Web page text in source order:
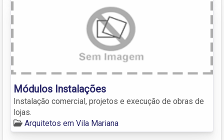
Módulos Instalações
Instalação comercial, projetos e execução de obras de
lojas.
Arquitetos em Vila Mariana